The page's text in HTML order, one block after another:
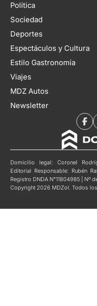
Política
Sociedad
Deportes
Espectáculos y Cultura
Estilo Gastronomía
Viajes
MDZ Autos
Newsletter
Domicilio legal: Coronel
Editorial Responsable: Rubén
Registro DNDA N°11804985 |
Copyright 2026 MDZol. Todos